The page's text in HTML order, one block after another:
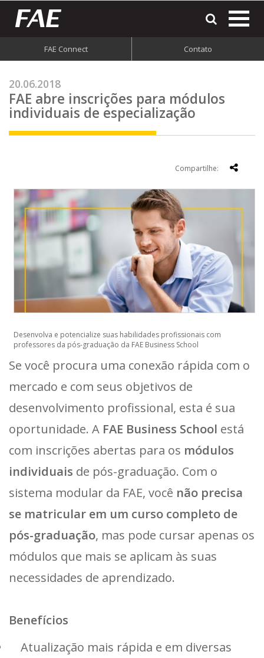
FAE Connect Contato
20.06.2018
FAE abre inscrições para módulos
individuais de especialização
Compartilhe:
Desenvolva e potencialize suas habilidades profissionais com
professores da pós-graduação da FAE Business School
Se você procura uma conexão rápida com o
mercado e com seus objetivos de
desenvolvimento profissional, esta é sua
oportunidade. A FAE Business School está
com inscrições abertas para os módulos
individuais de pós-graduação. Com o
sistema modular da FAE, você não precisa
se matricular em um curso completo de
pós-graduação, mas pode cursar apenas os
módulos que mais se aplicam às suas
necessidades de aprendizado.
Benefícios
Atualização mais rápida e em diversas